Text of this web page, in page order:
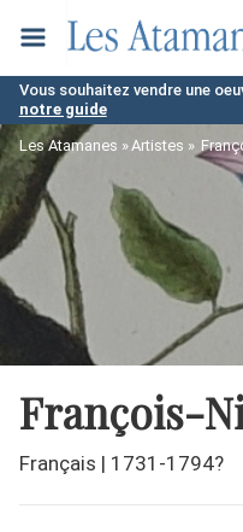
au
contenu
principal
Vous souhaitez vendre une
notre guide
Les Atamanes
Artistes
François-
Français | 1731-1794?